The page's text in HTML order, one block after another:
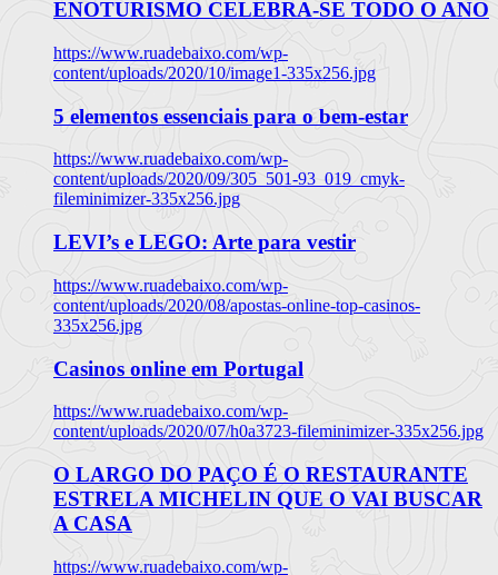
ENOTURISMO CELEBRA-SE TODO O ANO
https://www.ruadebaixo.com/wp-
content/uploads/2020/10/image1-335x256.jpg
5 elementos essenciais para o bem-estar
https://www.ruadebaixo.com/wp-
content/uploads/2020/09/305_501-93_019_cmyk-
fileminimizer-335x256.jpg
LEVI’s e LEGO: Arte para vestir
https://www.ruadebaixo.com/wp-
content/uploads/2020/08/apostas-online-top-casinos-
335x256.jpg
Casinos online em Portugal
https://www.ruadebaixo.com/wp-
content/uploads/2020/07/h0a3723-fileminimizer-335x256.jpg
O LARGO DO PAÇO É O RESTAURANTE
ESTRELA MICHELIN QUE O VAI BUSCAR
A CASA
https://www.ruadebaixo.com/wp-